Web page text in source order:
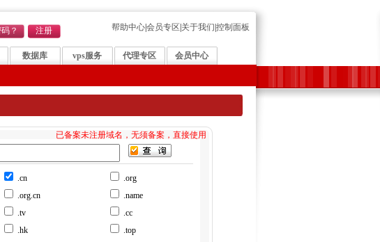
帮助中心|会员专区 关于我们 控制面板
数据库 vps服务 代理专区 会员中心
已备案未注册域名，无须备案，直接使用
.cn
.org
.org.cn
.name
.tv
.cc
.hk .top